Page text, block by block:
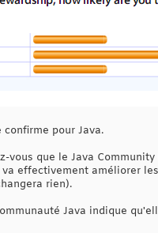
pour Java.
vous que le Java
effectivement améliorer
rien).
Java indique